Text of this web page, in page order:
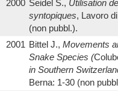
2000 Seidel S., Utilisation
syntopiques, Lavoro
(non pubbl.).
2001 Bittel J., Movements
Snake Species (
in Southern
Berna: 1-30 (non